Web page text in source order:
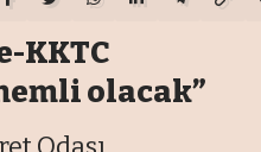
KKTC
olacak”